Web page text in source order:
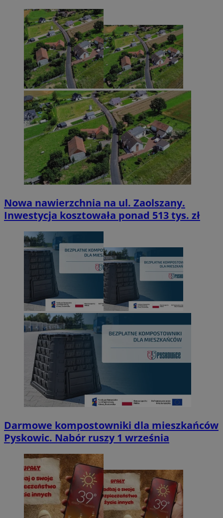
Nowa nawierzchnia na ul. Zaolszany.
Inwestycja kosztowała ponad 513 tys. zł
Darmowe kompostowniki dla mieszkańców
Pyskowic. Nabór ruszy 1 września